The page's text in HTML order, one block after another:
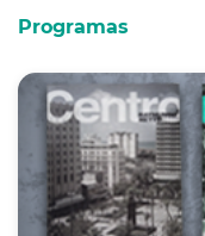
Programas